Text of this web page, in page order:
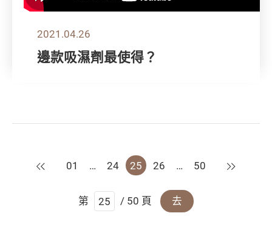
2021.04.26
邊款吸濕劑最使得？
上一頁
01 … 24 25 26 … 50 下一頁
第 / 50 頁 去